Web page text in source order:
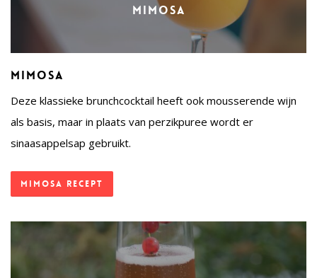
Mimosa
Mimosa
Deze klassieke brunchcocktail heeft ook mousserende wijn
als basis, maar in plaats van perzikpuree wordt er
sinaasappelsap gebruikt.
Mimosa recept